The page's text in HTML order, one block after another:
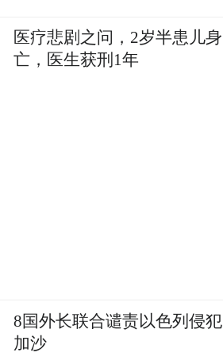
医疗悲剧之问，2岁半患儿身
亡，医生获刑1年
8国外长联合谴责以色列侵犯
加沙